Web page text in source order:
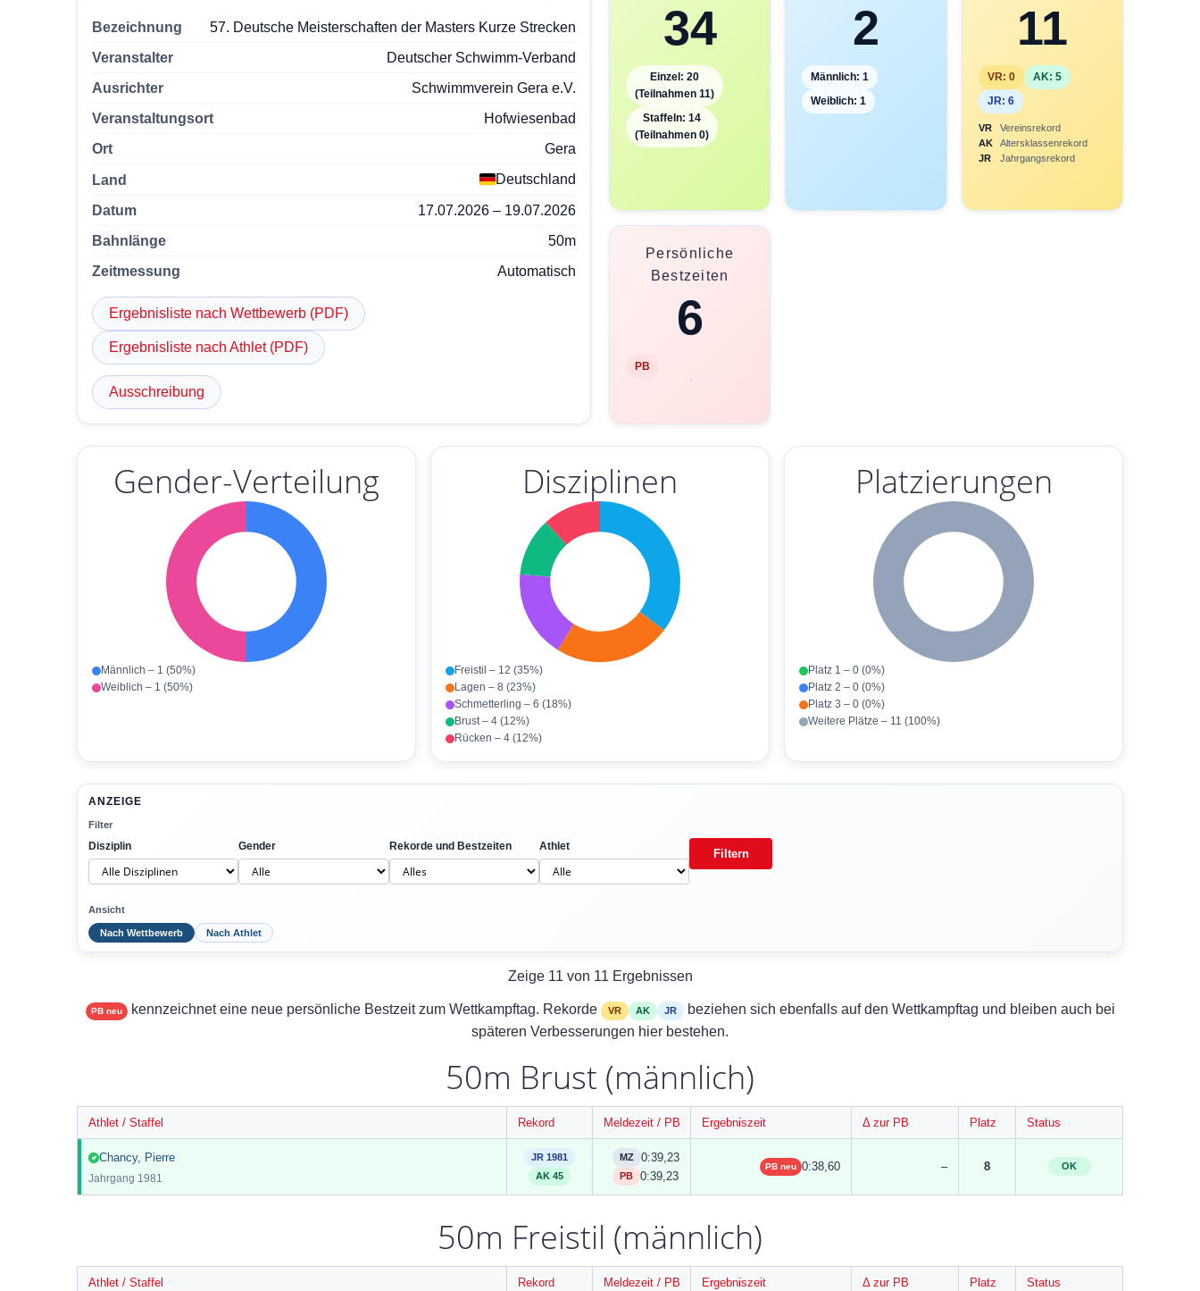
Bezeichnung
57. Deutsche Meisterschaften der Masters Kurze Strecken
Veranstalter
Deutscher Schwimm-Verband
Ausrichter
Schwimmverein Gera e.V.
Veranstaltungsort
Hofwiesenbad
Ort
Gera
Land Deutschland
Datum
17.07.2026 – 19.07.2026
Bahnlänge
50m
Zeitmessung
Automatisch
Ergebnisliste nach Wettbewerb (PDF)
Ergebnisliste nach Athlet (PDF)
Ausschreibung
34
Einzel: 20
(Teilnahmen 11)
Staffeln: 14
(Teilnahmen 0)
2
Männlich: 1
Weiblich: 1
11
VR: 0
AK: 5
JR: 6
VR
Vereinsrekord
AK
Altersklassenrekord
JR
Jahrgangsrekord
Persönliche
Bestzeiten
6
PB
Gender-Verteilung
Männlich – 1 (50%)
Weiblich – 1 (50%)
Disziplinen
Freistil – 12 (35%)
Lagen – 8 (23%)
Schmetterling – 6 (18%)
Brust – 4 (12%)
Rücken – 4 (12%)
Platzierungen
Platz 1 – 0 (0%)
Platz 2 – 0 (0%)
Platz 3 – 0 (0%)
Weitere Plätze – 11 (100%)
ANZEIGE
Filter
Disziplin Gender Rekorde und Bestzeiten Athlet
Filtern
Ansicht
Nach Wettbewerb Nach Athlet
Zeige 11 von 11 Ergebnissen
PB neu kennzeichnet eine neue persönliche Bestzeit zum Wettkampftag. Rekorde VR AK JR
beziehen sich ebenfalls auf den Wettkampftag und bleiben auch bei
späteren Verbesserungen hier bestehen.
50m Brust (männlich)
Athlet / Staffel Rekord Meldezeit / PB Ergebniszeit Δ zur PB Platz Status
Chancy, Pierre
Jahrgang 1981
JR 1981
AK 45
MZ 0:39,23
PB 0:39,23
PB neu 0:38,60 – 8 OK
50m Freistil (männlich)
Athlet / Staffel Rekord Meldezeit / PB Ergebniszeit Δ zur PB Platz Status